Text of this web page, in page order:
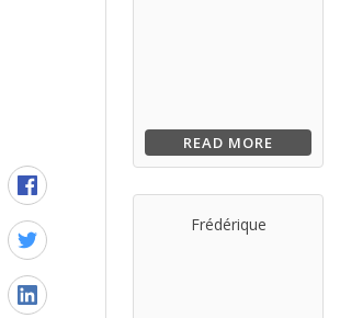
READ MORE
Frédérique